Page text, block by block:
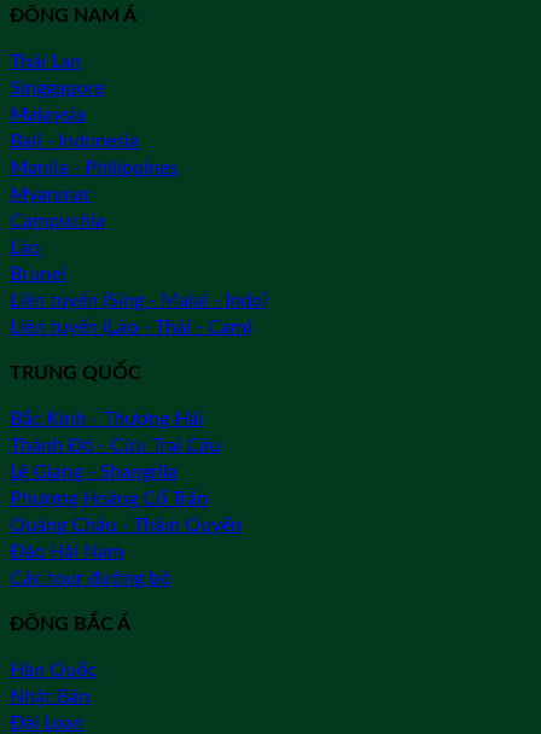
ĐÔNG NAM Á
Thái Lan
Singgapore
Malaysia
Bali - Indonesia
Manila - Philippines
Myanmar
Campuchia
Lào
Brunei
Liên tuyến (Sing - Malai - Indo)
Liên tuyến (Lào - Thái - Cam)
TRUNG QUỐC
Bắc Kinh - Thượng Hải
Thành Đô - Cửu Trại Câu
Lệ Giang - Shangrila
Phượng Hoàng Cổ Trấn
Quảng Châu - Thâm Quyến
Đảo Hải Nam
Các tour đường bộ
ĐÔNG BẮC Á
Hàn Quốc
Nhật Bản
Đài Loan